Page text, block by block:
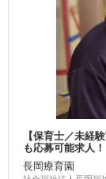
【保育士／未経
も応募可能求人
長岡療育園